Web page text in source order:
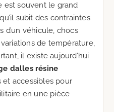
est souvent le grand
subit des contraintes
d’un véhicule, chocs
variations de température,
il existe aujourd’hui
dalles résine
accessibles pour
en une pièce